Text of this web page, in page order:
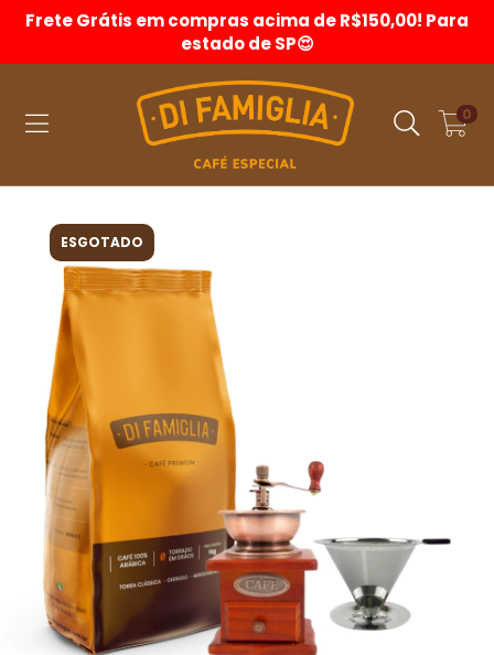
Frete Grátis em compras acima de R$150,00! Para
estado de SP😍
0
ESGOTADO